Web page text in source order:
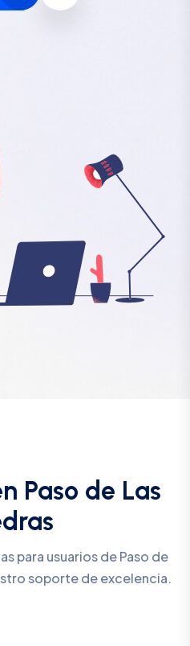
Paso de Las
para usuarios de Paso de
soporte de excelencia.